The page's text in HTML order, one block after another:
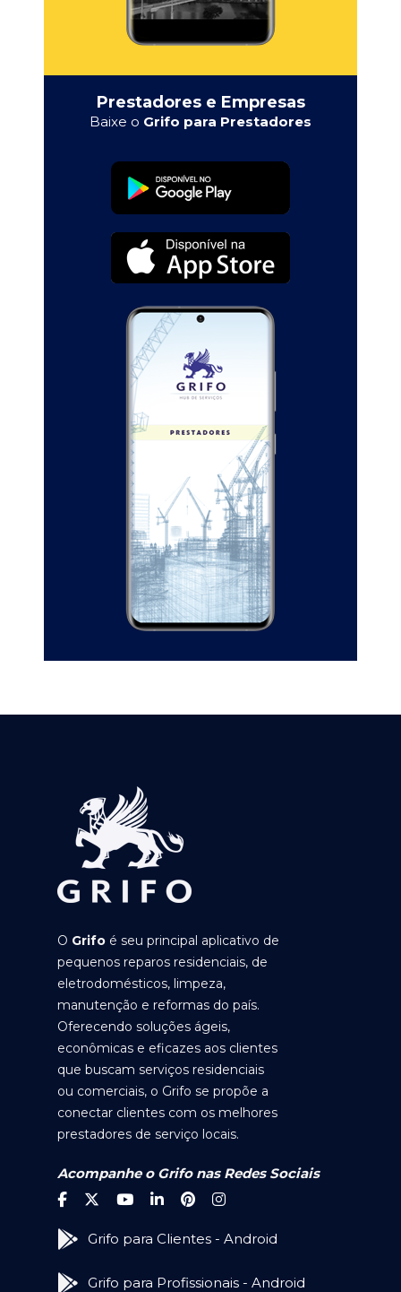
Prestadores e Empresas
Baixe o Grifo para Prestadores
O Grifo é seu principal aplicativo de
pequenos reparos residenciais, de
eletrodomésticos, limpeza,
manutenção e reformas do país.
Oferecendo soluções ágeis,
econômicas e eficazes aos clientes
que buscam serviços residenciais
ou comerciais, o Grifo se propõe a
conectar clientes com os melhores
prestadores de serviço locais.
Acompanhe o Grifo nas Redes Sociais
Grifo para Clientes - Android
Grifo para Profissionais - Android